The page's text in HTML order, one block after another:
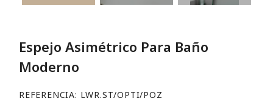
Espejo Asimétrico Para Baño
Moderno
REFERENCIA LWR.ST/OPTI/POZ